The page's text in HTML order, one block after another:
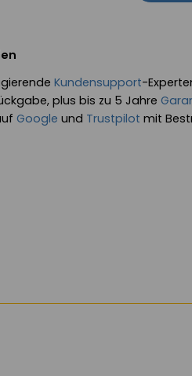
Kundensupport-
plus bis zu 5 Jahre
Google und Trustpilot mit